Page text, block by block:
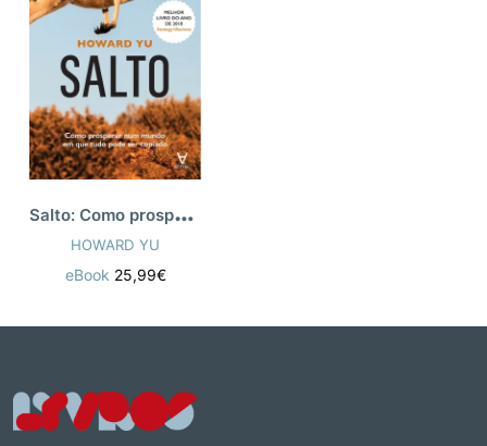
S
alto: Como prosperar num mundo em que t
HOWARD YU
eBook 25,99€